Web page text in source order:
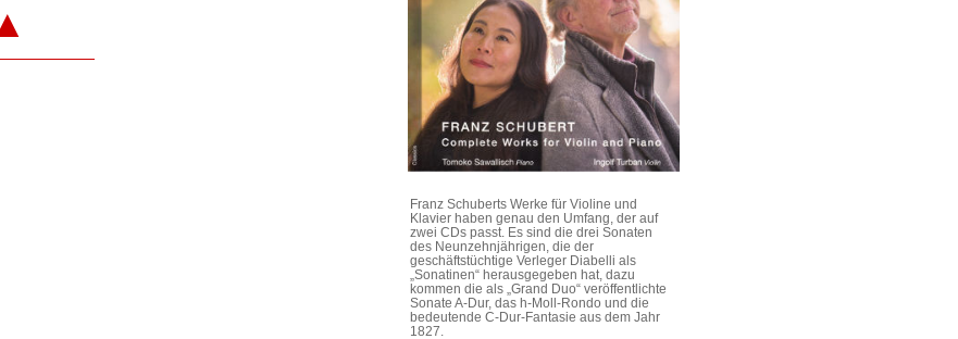
Franz Schuberts Werke für Violine und
Klavier haben genau den Umfang, der auf
zwei CDs passt. Es sind die drei Sonaten
des Neunzehnjährigen, die der
geschäftstüchtige Verleger Diabelli als
„Sonatinen“ herausgegeben hat, dazu
kommen die als „Grand Duo“ veröffentlichte
Sonate A-Dur, das h-Moll-Rondo und die
bedeutende C-Dur-Fantasie aus dem Jahr
1827.